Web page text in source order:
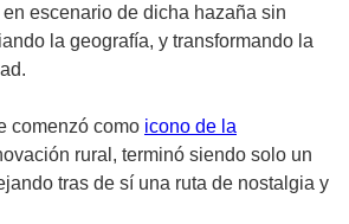
escenario de dicha hazaña sin
la geografía, y transformando la
comenzó como icono de la
rural, terminó siendo solo un
tras de sí una ruta de nostalgia y